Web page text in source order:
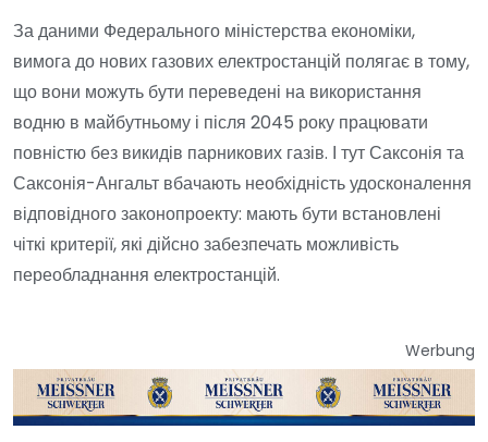
За даними Федерального міністерства економіки,
вимога до нових газових електростанцій полягає в тому,
що вони можуть бути переведені на використання
водню в майбутньому і після 2045 року працювати
повністю без викидів парникових газів. І тут Саксонія та
Саксонія-Ангальт вбачають необхідність удосконалення
відповідного законопроекту: мають бути встановлені
чіткі критерії, які дійсно забезпечать можливість
переобладнання електростанцій.
Werbung